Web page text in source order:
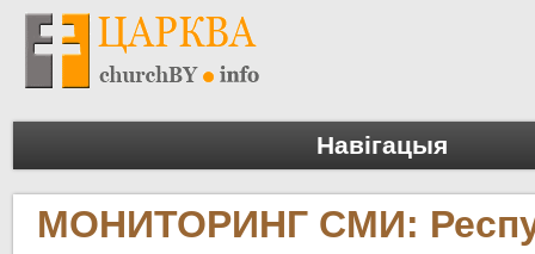
Навігацыя
МОНИТОРИНГ СМИ: